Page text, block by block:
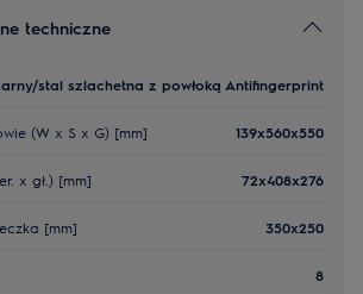
techniczne
stal szlachetna z powłoką Antifingerprint
(W x S x G) [mm] 139x560x550
x gł.) [mm] 72x408x276
[mm] 350x250
8